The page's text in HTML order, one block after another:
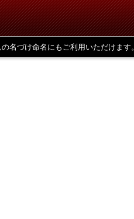
名づけ命名にもご利用いただけます。